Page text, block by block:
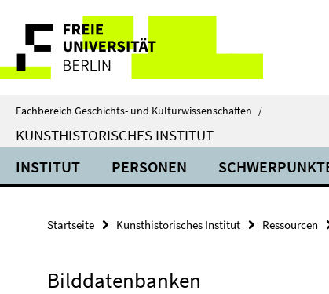
direkt
Inhalt
Service-
Navigation
Fachbereich Geschichts- und Kulturwissenschaften /
KUNSTHISTORISCHES INSTITUT
INSTITUT PERSONEN
Startseite Kunsthistorisches Institut Ressourcen
Bilddatenbanken